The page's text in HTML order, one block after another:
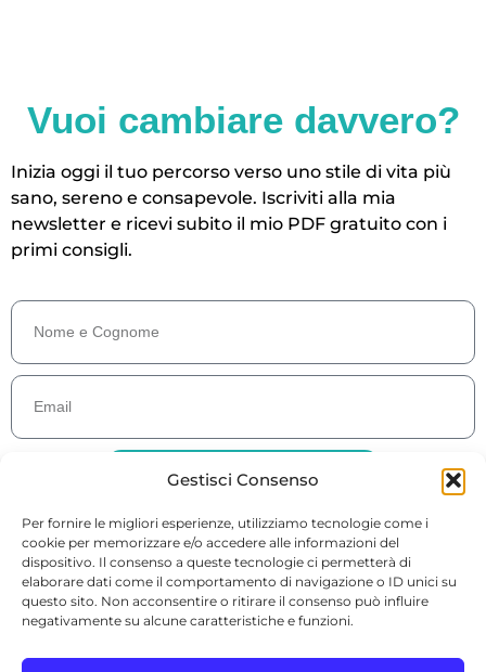
Gestisci Consenso
Per fornire le migliori esperienze, utilizziamo tecnologie come i
cookie per memorizzare e/o accedere alle informazioni del
dispositivo. Il consenso a queste tecnologie ci permetterà di
elaborare dati come il comportamento di navigazione o ID unici su
questo sito. Non acconsentire o ritirare il consenso può influire
negativamente su alcune caratteristiche e funzioni.
Vuoi cambiare davvero?
Inizia oggi il tuo percorso verso uno stile di vita più
sano, sereno e consapevole. Iscriviti alla mia
newsletter e ricevi subito il mio PDF gratuito con i
primi consigli.
© 2026 Dott.ssa Antonella Toselli · P. IVA 00776220048 · Sede: Via
Battaglia 5, 12100 Cuneo (CN)